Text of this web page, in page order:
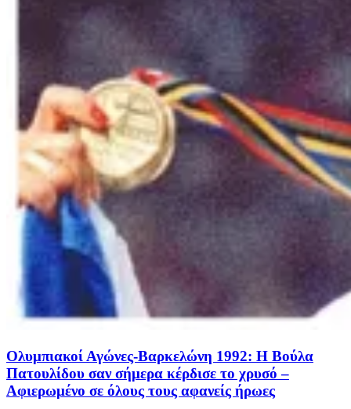
Ολυμπιακοί Αγώνες-Βαρκελώνη 1992: Η Βούλα
Πατουλίδου σαν σήμερα κέρδισε το χρυσό –
Αφιερωμένο σε όλους τους αφανείς ήρωες